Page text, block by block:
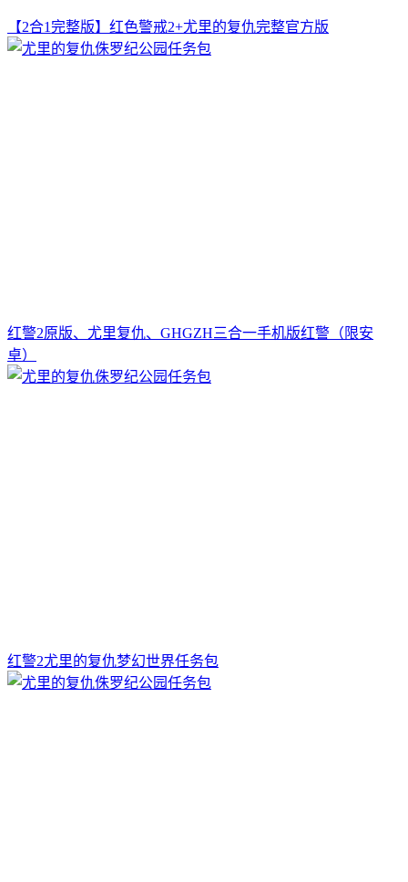
【2合1完整版】红色警戒2+尤里的复仇完整官方版
红警2原版、尤里复仇、GHGZH三合一手机版红警（限安
卓）
红警2尤里的复仇梦幻世界任务包